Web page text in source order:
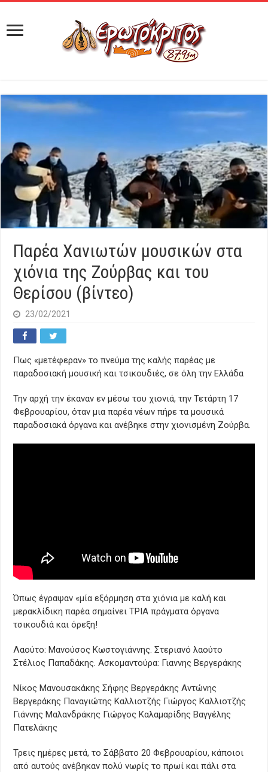
Παρέα Χανιωτών μουσικών στα
χιόνια της Ζούρβας και του
Θερίσου (βίντεο)
23/02/2021
Πως «μετέφεραν» το πνεύμα της καλής παρέας με
παραδοσιακή μουσική και τσικουδιές, σε όλη την Ελλάδα
Την αρχή την έκαναν εν μέσω του χιονιά, την Τετάρτη 17
Φεβρουαρίου, όταν μια παρέα νέων πήρε τα μουσικά
παραδοσιακά όργανα και ανέβηκε στην χιονισμένη Ζούρβα.
Όπως έγραψαν «μία εξόρμηση στα χιόνια με καλή και
μερακλίδικη παρέα σημαίνει ΤΡΙΑ πράγματα όργανα
τσικουδιά και όρεξη!
Λαούτο: Μανούσος Κωστογιάννης. Στεριανό λαούτο
Στέλιος Παπαδάκης. Ασκομαντούρα: Γιαννης Βεργεράκης
Νίκος Μανουσακάκης Σήφης Βεργεράκης Αντώνης
Βεργεράκης Παναγιώτης Καλλιοτζής Γιώργος Καλλιοτζής
Γιάννης Μαλανδράκης Γιώργος Καλαμαρίδης Βαγγέλης
Πατελάκης
Τρεις ημέρες μετά, το Σάββατο 20 Φεβρουαρίου, κάποιοι
από αυτούς ανέβηκαν πολύ νωρίς το πρωί και πάλι στα